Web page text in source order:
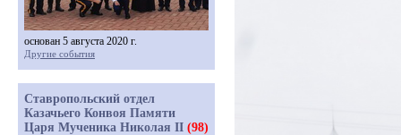
основан 5 августа 2020 г.
Другие события
Ставропольский отдел
Казачьего Конвоя Памяти
Царя Мученика Николая II (98)